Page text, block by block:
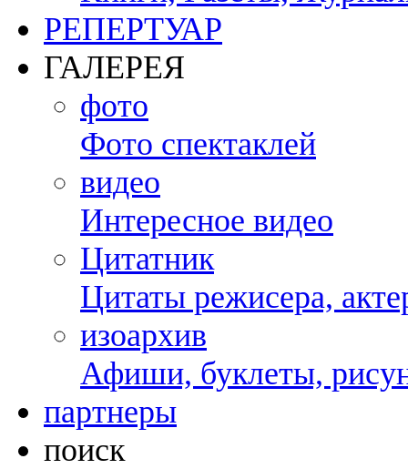
РЕПЕРТУАР
ГАЛЕРЕЯ
фото
Фото спектаклей
видео
Интересное видео
Цитатник
Цитаты режисера,
изоархив
Афиши, буклеты,
партнеры
поиск